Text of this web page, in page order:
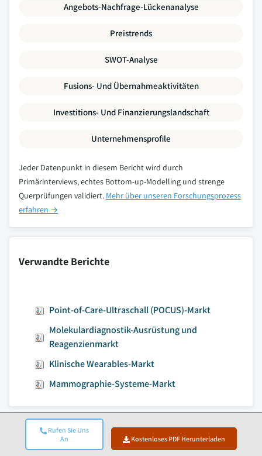
Rufen Sie Uns
An
Kostenloses PDF Herunterladen
Angebots-Nachfrage-Lückenanalyse
Preistrends
SWOT-Analyse
Fusions- Und Übernahmeaktivitäten
Investitions- Und Finanzierungslandschaft
Unternehmensprofile
Jeder Datenpunkt in diesem Bericht wird durch
Primärinterviews, echtes Bottom-up-Modelling und strenge
Querprüfungen validiert. Mehr über unseren Forschungsprozess
erfahren →
Verwandte Berichte
Point-of-Care-Ultraschall (POCUS)-Markt
Molekulardiagnostik-Ausrüstung und
Reagenzienmarkt
Klinische Wearables-Markt
Mammographie-Systeme-Markt
Zum Inhalt springen
Marktgröße